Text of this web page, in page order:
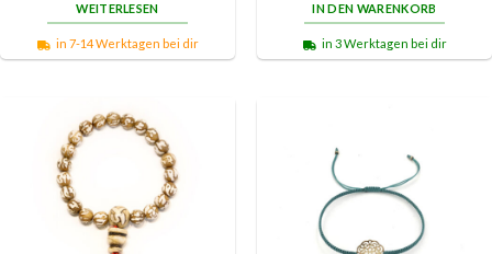
WEITERLESEN
in 7-14 Werktagen bei dir
IN DEN WARENKORB
in 3 Werktagen bei dir